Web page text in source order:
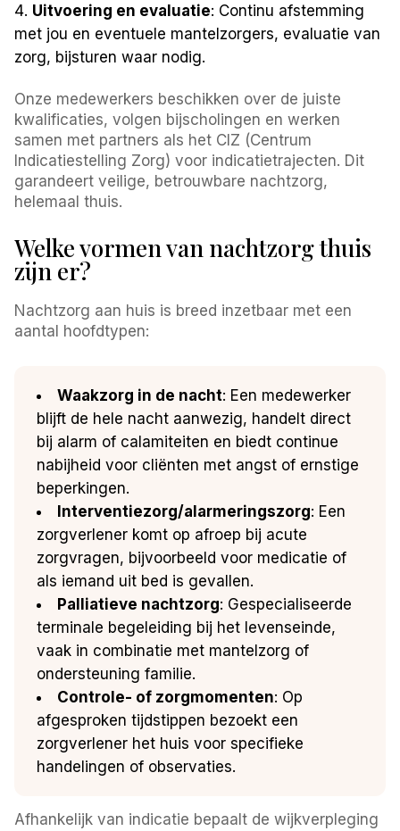
Uitvoering en evaluatie: Continu afstemming
met jou en eventuele mantelzorgers, evaluatie van
zorg, bijsturen waar nodig.
Onze medewerkers beschikken over de juiste
kwalificaties, volgen bijscholingen en werken
samen met partners als het CIZ (Centrum
Indicatiestelling Zorg) voor indicatietrajecten. Dit
garandeert veilige, betrouwbare nachtzorg,
helemaal thuis.
Welke vormen van nachtzorg thuis
zijn er?
Nachtzorg aan huis is breed inzetbaar met een
aantal hoofdtypen:
Waakzorg in de nacht: Een medewerker
blijft de hele nacht aanwezig, handelt direct
bij alarm of calamiteiten en biedt continue
nabijheid voor cliënten met angst of ernstige
beperkingen.
Interventiezorg/alarmeringszorg: Een
zorgverlener komt op afroep bij acute
zorgvragen, bijvoorbeeld voor medicatie of
als iemand uit bed is gevallen.
Palliatieve nachtzorg: Gespecialiseerde
terminale begeleiding bij het levenseinde,
vaak in combinatie met mantelzorg of
ondersteuning familie.
Controle- of zorgmomenten: Op
afgesproken tijdstippen bezoekt een
zorgverlener het huis voor specifieke
handelingen of observaties.
Afhankelijk van indicatie bepaalt de wijkverpleging